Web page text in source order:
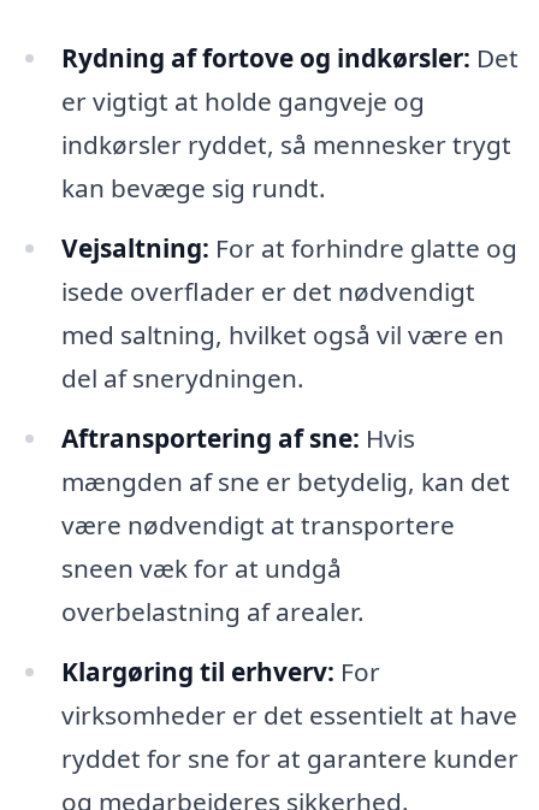
Rydning af fortove og indkørsler: Det
er vigtigt at holde gangveje og
indkørsler ryddet, så mennesker trygt
kan bevæge sig rundt.
Vejsaltning: For at forhindre glatte og
isede overflader er det nødvendigt
med saltning, hvilket også vil være en
del af snerydningen.
Aftransportering af sne: Hvis
mængden af sne er betydelig, kan det
være nødvendigt at transportere
sneen væk for at undgå
overbelastning af arealer.
Klargøring til erhverv: For
virksomheder er det essentielt at have
ryddet for sne for at garantere kunder
og medarbejderes sikkerhed.